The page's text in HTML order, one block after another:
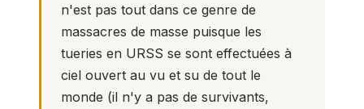
n'est pas tout dans ce genre de
massacres de masse puisque les
tueries en URSS se sont effectuées à
ciel ouvert au vu et su de tout le
monde (il n'y a pas de survivants,